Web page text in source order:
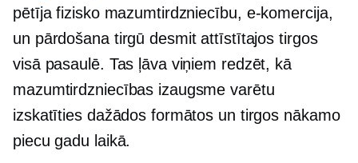
pētīja fizisko mazumtirdzniecību, e-komercija,
un pārdošana tirgū desmit attīstītajos tirgos
visā pasaulē. Tas ļāva viņiem redzēt, kā
mazumtirdzniecības izaugsme varētu
izskatīties dažādos formātos un tirgos nākamo
piecu gadu laikā.